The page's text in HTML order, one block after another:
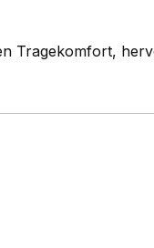
Tragekomfort,